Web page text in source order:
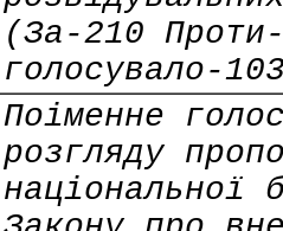
(За-210
голосувало-
Поіменне
розгляду
національної